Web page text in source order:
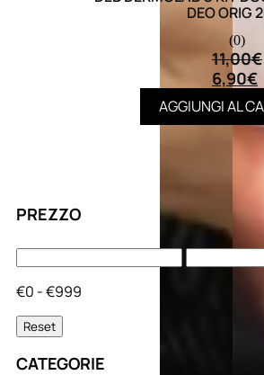
PREZZO
€0 - €999
Reset
CATEGORIE
DEO ORIG
(0)
11,00€
6,90€
AGGIUNGI AL